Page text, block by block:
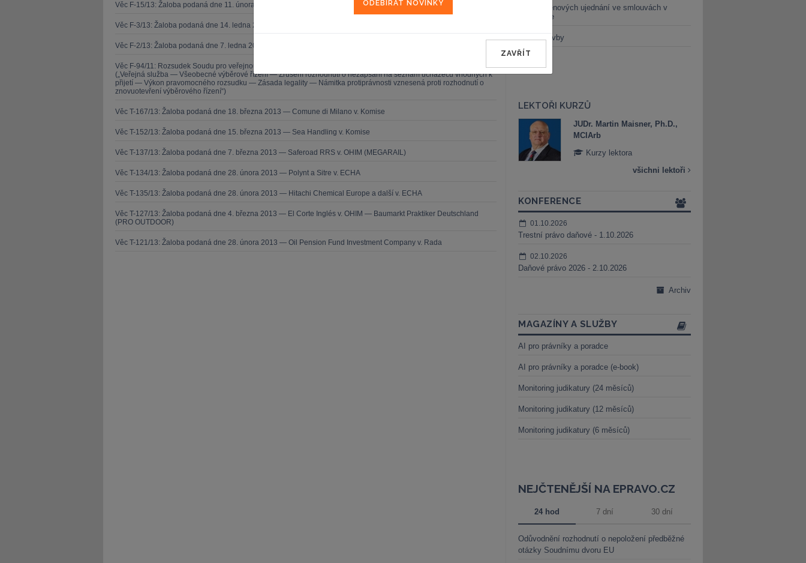
Věc F-15/13: Žaloba podaná dne 11. února 2013 — ZZ v. Komise
Věc F-3/13: Žaloba podaná dne 14. ledna 2013 — CK v. Komise
Věc F-2/13: Žaloba podaná dne 7. ledna 2013 — ZZ v. Komise
Věc F-94/11: Rozsudek Soudu pro veřejnou službu (druhého senátu) ze dne 21. března 2013 — Brune v. Komise
(„Veřejná služba — Všeobecné výběrové řízení — Zrušení rozhodnutí o nezapsání na seznam uchazečů vhodných k
přijetí — Výkon pravomocného rozsudku — Zásada legality — Námitka protiprávnosti vznesená proti rozhodnutí o
znovuotevření výběrového řízení“)
Věc T-167/13: Žaloba podaná dne 18. března 2013 — Comune di Milano v. Komise
Věc T-152/13: Žaloba podaná dne 15. března 2013 — Sea Handling v. Komise
Věc T-137/13: Žaloba podaná dne 7. března 2013 — Saferoad RRS v. OHIM (MEGARAIL)
Věc T-134/13: Žaloba podaná dne 28. února 2013 — Polynt a Sitre v. ECHA
Věc T-135/13: Žaloba podaná dne 28. února 2013 — Hitachi Chemical Europe a další v. ECHA
Věc T-127/13: Žaloba podaná dne 4. března 2013 — El Corte Inglés v. OHIM — Baumarkt Praktiker Deutschland
(PRO OUTDOOR)
Věc T-121/13: Žaloba podaná dne 28. února 2013 — Oil Pension Fund Investment Company v. Rada
Změna cenových ujednání ve smlouvách v
energetice
Černé stavby
LEKTOŘI KURZŮ
JUDr. Martin Maisner, Ph.D.,
MCIArb
Kurzy lektora
všichni lektoři
KONFERENCE
01.10.2026
Trestní právo daňové - 1.10.2026
02.10.2026
Daňové právo 2026 - 2.10.2026
Archiv
MAGAZÍNY A SLUŽBY
AI pro právníky a poradce
AI pro právníky a poradce (e-book)
Monitoring judikatury (24 měsíců)
Monitoring judikatury (12 měsíců)
Monitoring judikatury (6 měsíců)
NEJČTENĚJŠÍ NA EPRAVO.CZ
24 hod 7 dní 30 dní
Odůvodnění rozhodnutí o nepoložení předběžné
otázky Soudnímu dvoru EU
ZAVŘÍT